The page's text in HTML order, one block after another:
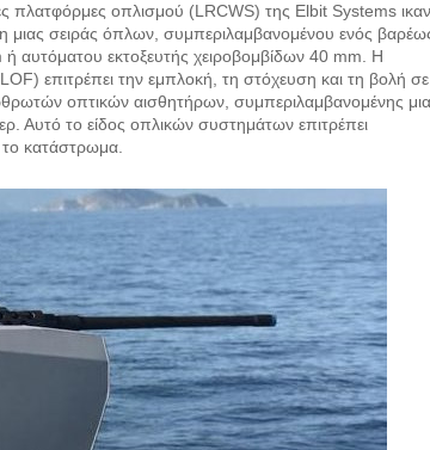
πλατφόρμες οπλισμού (LRCWS) της Elbit Systems
σειράς όπλων, συμπεριλαμβανομένου ενός
εκτοξευτής χειροβομβίδων 40 mm. Η
επιτρέπει την εμπλοκή, τη στόχευση και τη βολή σε
οπτικών αισθητήρων, συμπεριλαμβανομένης
Αυτό το είδος οπλικών συστημάτων επιτρέπει
κατάστρωμα.